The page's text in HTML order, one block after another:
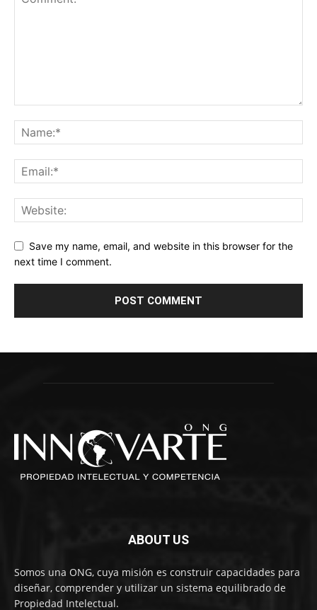
Save my name, email, and website in this browser for the
next time I comment.
ABOUT US
Somos una ONG, cuya misión es construir capacidades para
diseñar, comprender y utilizar un sistema equilibrado de
Propiedad Intelectual.